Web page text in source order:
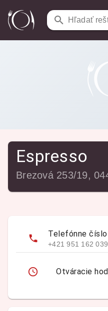
Hľadať
Reštaurácie / Espresso
Espresso
Telefónne číslo
+421 951 162 039
Otváracie